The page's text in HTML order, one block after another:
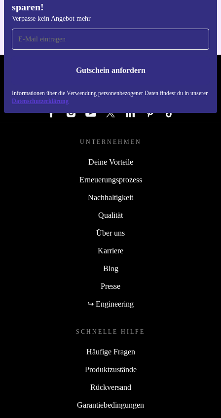
sparen!
Verpasse kein Angebot mehr
Gutschein anfordern
Informationen über die Verwendung personenbezogener Daten findest du in unserer
Datenschutzerklärung
REFURBED ÖSTERREICH - RETHINK NEW.
FOLGE UNS
UNTERNEHMEN
Deine Vorteile
Erneuerungsprozess
Nachhaltigkeit
Qualität
Über uns
Karriere
Blog
Presse
↪ Engineering
SCHNELLE HILFE
Häufige Fragen
Produktzustände
Rückversand
Garantiebedingungen